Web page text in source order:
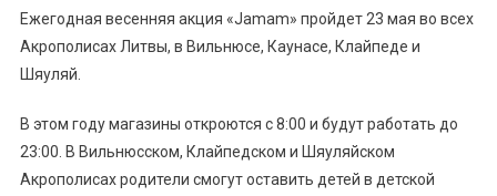
Ежегодная весенняя акция «Jamam» пройдет 23 мая во всех
Акрополисах Литвы, в Вильнюсе, Каунасе, Клайпеде и
Шяуляй.
В этом году магазины откроются с 8:00 и будут работать до
23:00. В Вильнюсском, Клайпедском и Шяуляйском
Акрополисах родители смогут оставить детей в детской